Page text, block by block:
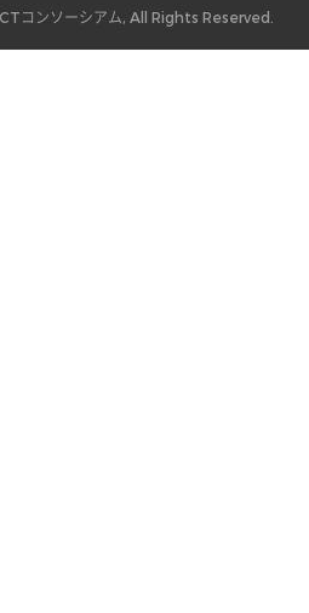
コンソーシアム, All Rights Reserved.